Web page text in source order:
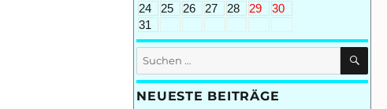
24
25 26 27 28 29
30
31
Suchen
nach:
NEUESTE BEITRÄGE